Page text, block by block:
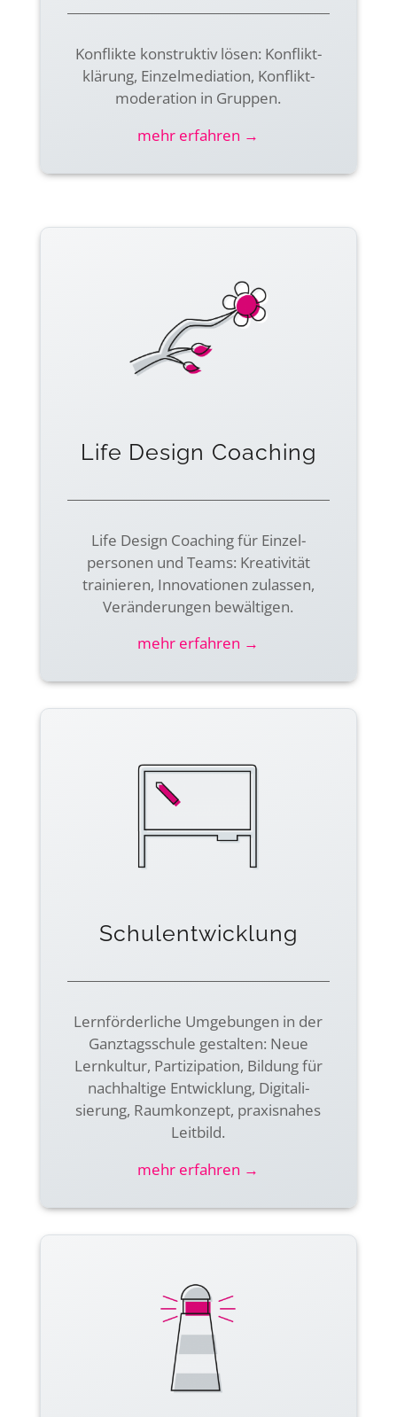
Konflikte konstruktiv lösen: Konflikt­
klärung, Einzel­mediation, Konflikt­
moderation in Gruppen.
mehr erfahren →
Life Design Coaching
Life Design Coaching für Einzel­
personen und Teams: Kreativität
trainieren, Inno­vationen zulassen,
Ver­änderungen bewältigen.
mehr erfahren →
Schulentwicklung
Lernförderliche Umge­bungen in der
Ganz­tags­schule gestalten: Neue
Lernkultur, Parti­zipa­tion, Bildung für
nach­haltige Entwicklung, Digi­tali­
sierung, Raumkonzept, praxisnahes
Leitbild.
mehr erfahren →